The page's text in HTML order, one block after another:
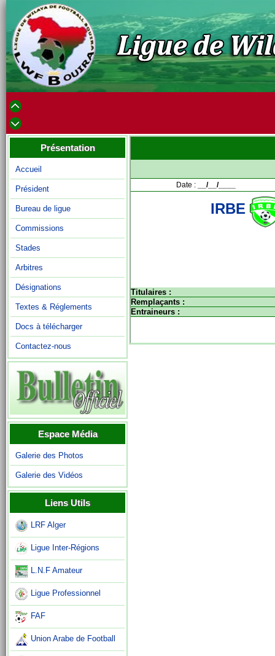
Présentation
Accueil
Président
Bureau de ligue
Commissions
Stades
Arbitres
Désignations
Textes & Réglements
Docs à télécharger
Contactez-nous
Espace Média
Galerie des Photos
Galerie des Vidéos
Liens Utils
LRF Alger
Ligue Inter-Régions
L.N.F Amateur
Ligue Professionnel
FAF
Union Arabe de Football
Date : __/__/____
IRBE
Titulaires :
Remplaçants :
Entraineurs :